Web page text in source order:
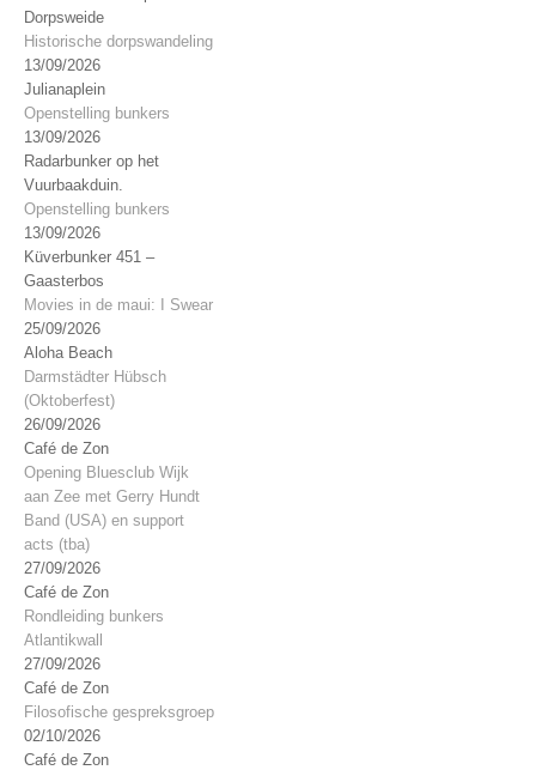
Dorpsweide
Historische dorpswandeling
13/09/2026
Julianaplein
Openstelling bunkers
13/09/2026
Radarbunker op het
Vuurbaakduin.
Openstelling bunkers
13/09/2026
Küverbunker 451 –
Gaasterbos
Movies in de maui: I Swear
25/09/2026
Aloha Beach
Darmstädter Hübsch
(Oktoberfest)
26/09/2026
Café de Zon
Opening Bluesclub Wijk
aan Zee met Gerry Hundt
Band (USA) en support
acts (tba)
27/09/2026
Café de Zon
Rondleiding bunkers
Atlantikwall
27/09/2026
Café de Zon
Filosofische gespreksgroep
02/10/2026
Café de Zon